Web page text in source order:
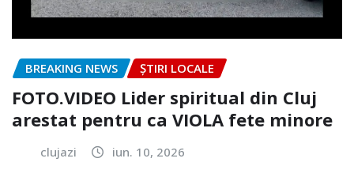
BREAKING NEWS ȘTIRI LOCALE
FOTO.VIDEO Lider spiritual din Cluj
arestat pentru ca VIOLA fete minore
clujazi iun. 10, 2026